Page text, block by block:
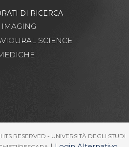
DI RICERCA
SCIENCE
RESERVED - UNIVERSITÀ DEGLI STUDI